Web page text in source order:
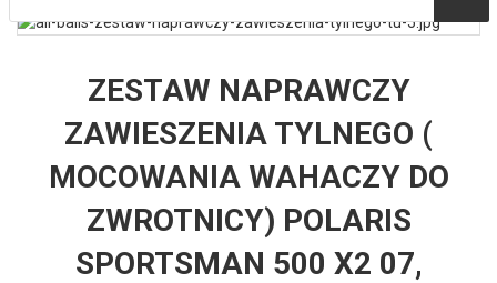
ZESTAW NAPRAWCZY
ZAWIESZENIA TYLNEGO (
MOCOWANIA WAHACZY DO
ZWROTNICY) POLARIS
SPORTSMAN 500 X2 07,